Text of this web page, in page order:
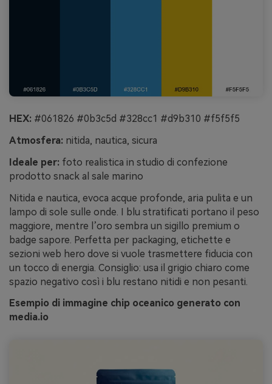
HEX: #061826 #0b3c5d #328cc1 #d9b310 #f5f5f5
Atmosfera: nitida, nautica, sicura
Ideale per: foto realistica in studio di confezione
prodotto snack al sale marino
Nitida e nautica, evoca acque profonde, aria pulita e un
lampo di sole sulle onde. I blu stratificati portano il peso
maggiore, mentre l’oro sembra un sigillo premium o
badge sapore. Perfetta per packaging, etichette e
sezioni web hero dove si vuole trasmettere fiducia con
un tocco di energia. Consiglio: usa il grigio chiaro come
spazio negativo così i blu restano nitidi e non pesanti.
Esempio di immagine chip oceanico generato con
media.io